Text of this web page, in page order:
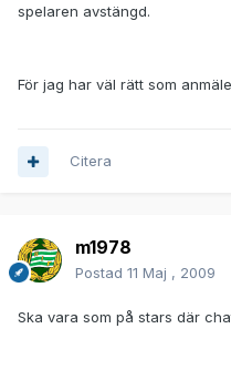
spelaren avstängd.
För jag har väl rätt som
Citera
m1978
Postad 11 Maj , 2009
Ska vara som på stars där